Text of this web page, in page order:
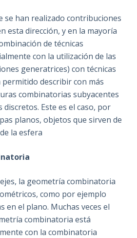
se han realizado contribuciones
esta dirección, y en la mayoría
de técnicas
con la utilización de las
generatrices) con técnicas
describir con más
combinatorias subyacentes
Este es el caso, por
planos, objetos que sirven de
la esfera
la geometría combinatoria
como por ejemplo
en el plano. Muchas veces el
combinatoria está
con la combinatoria